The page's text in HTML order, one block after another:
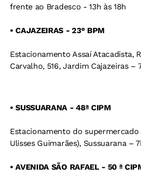
frente ao Bradesco - 13h às 18h
• CAJAZEIRAS - 23° BPM
Estacionamento Assaí Atacadista,
Carvalho, 516, Jardim Cajazeiras –
• SUSSUARANA - 48ª CIPM
Estacionamento do supermercado
Ulisses Guimarães), Sussuarana –
• AVENIDA SÃO RAFAEL - 50 ª